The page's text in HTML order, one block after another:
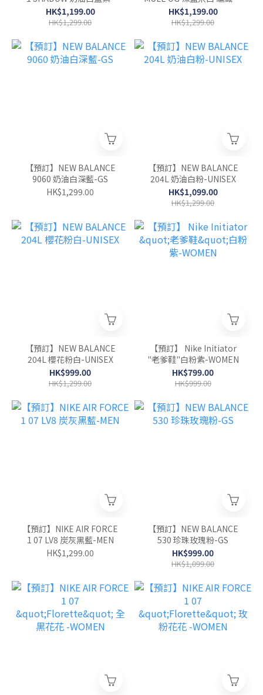
WOMEN
HK$1,199.00
HK$1,299.00
勒鞋-WOMEN(UNISEX)
HK$1,199.00
HK$1,299.00
【預訂】NEW BALANCE
9060 奶油白深藍-GS
HK$1,299.00
【預訂】NEW BALANCE
204L 奶油白粉-UNISEX
HK$1,099.00
HK$1,299.00
【預訂】NEW BALANCE
204L 櫻花粉白-UNISEX
HK$999.00
HK$1,299.00
【預訂】 Nike Initiator
"老爹鞋"白粉紫-WOMEN
HK$799.00
HK$999.00
【預訂】NIKE AIR FORCE
1 07 LV8 炭灰黑藍-MEN
HK$1,299.00
【預訂】NEW BALANCE
530 珍珠玫瑰粉-GS
HK$999.00
HK$1,099.00